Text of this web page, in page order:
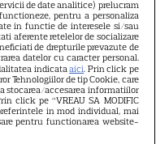
PE
de date analitice) prelucram
pentru a personaliza
in functie de interesele si/sau
aferente retelelor de socializare
de drepturile prevazute de
datelor cu caracter personal.
indicataaici. Prin click pe
Tehnologiilor de tip Cookie, care
stocarea/accesarea informatiilor
click pe “VREAU SA MODIFIC
in mod individual, mai
pentru functionarea website-